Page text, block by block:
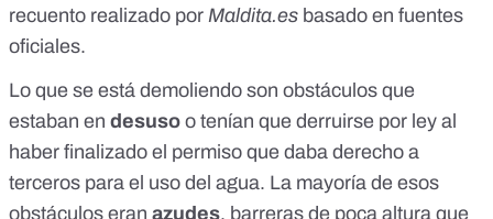
recuento realizado por Maldita.es basado en fuentes
oficiales.
Lo que se está demoliendo son obstáculos que
estaban en desuso o tenían que derruirse por ley al
haber finalizado el permiso que daba derecho a
terceros para el uso del agua. La mayoría de esos
obstáculos eran azudes, barreras de poca altura que